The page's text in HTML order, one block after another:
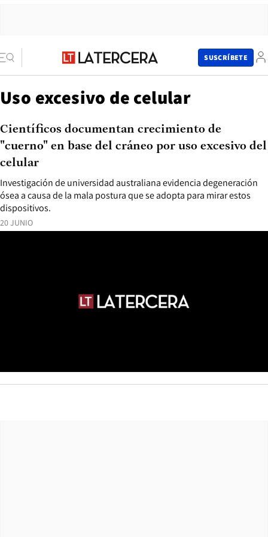
SUSCRÍBETE
Uso excesivo de celular
20 JUNIO
Investigación de universidad australiana evidencia degeneración
ósea a causa de la mala postura que se adopta para mirar estos
dispositivos.
Científicos documentan crecimiento de
"cuerno" en base del cráneo por uso excesivo del
celular